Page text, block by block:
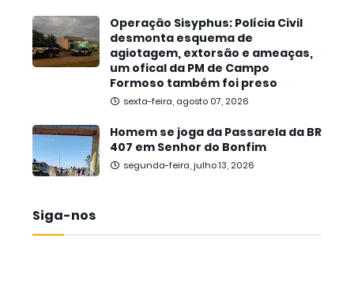
Operação Sisyphus: Polícia Civil
desmonta esquema de
agiotagem, extorsão e ameaças,
um ofical da PM de Campo
Formoso também foi preso
sexta-feira, agosto 07, 2026
Homem se joga da Passarela da BR
407 em Senhor do Bonfim
segunda-feira, julho 13, 2026
Siga-nos